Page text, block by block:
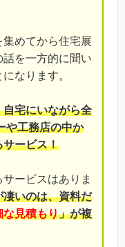
めてから住宅展
を一方的に聞い
なります。
自宅にいながら全
や工務店の中か
サービス！
ービスはありま
いのは、資料だ
な見積もり」が複